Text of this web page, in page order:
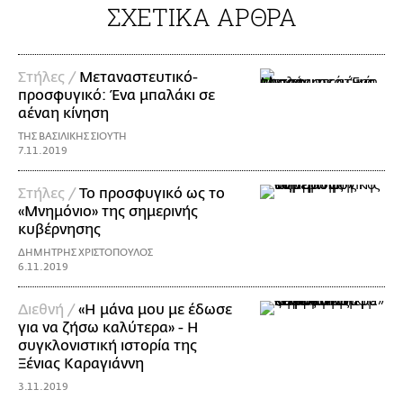
ΣΧΕΤΙΚΑ ΑΡΘΡΑ
Στήλες / Μεταναστευτικό-
προσφυγικό: Ένα μπαλάκι σε
αέναη κίνηση
ΤΗΣ ΒΑΣΙΛΙΚΗΣ ΣΙΟΥΤΗ
7.11.2019
Στήλες /Το προσφυγικό ως το
«Μνημόνιο» της σημερινής
κυβέρνησης
ΔΗΜΗΤΡΗΣ ΧΡΙΣΤΟΠΟΥΛΟΣ
6.11.2019
Διεθνή /«Η μάνα μου με έδωσε
για να ζήσω καλύτερα» - H
συγκλονιστική ιστορία της
Ξένιας Καραγιάννη
3.11.2019